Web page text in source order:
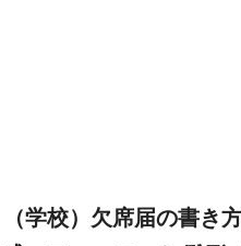
（学校）欠席届の書き